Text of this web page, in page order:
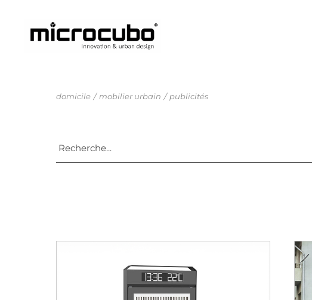
domicile mobilier urbain publicités